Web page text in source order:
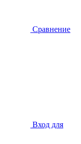
Сравнение
Вход для